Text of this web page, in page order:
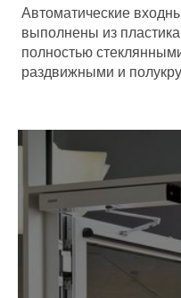
Автоматические
выполнены из
полностью
раздвижными и